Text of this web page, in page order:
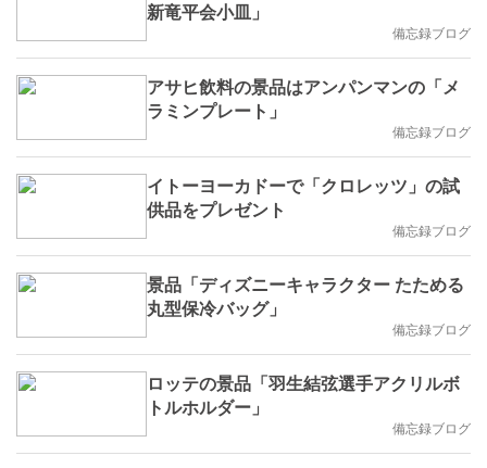
新竜平会小皿」
備忘録ブログ
アサヒ飲料の景品はアンパンマンの「メ
ラミンプレート」
備忘録ブログ
イトーヨーカドーで「クロレッツ」の試
供品をプレゼント
備忘録ブログ
景品「ディズニーキャラクター たためる
丸型保冷バッグ」
備忘録ブログ
ロッテの景品「羽生結弦選手アクリルボ
トルホルダー」
備忘録ブログ